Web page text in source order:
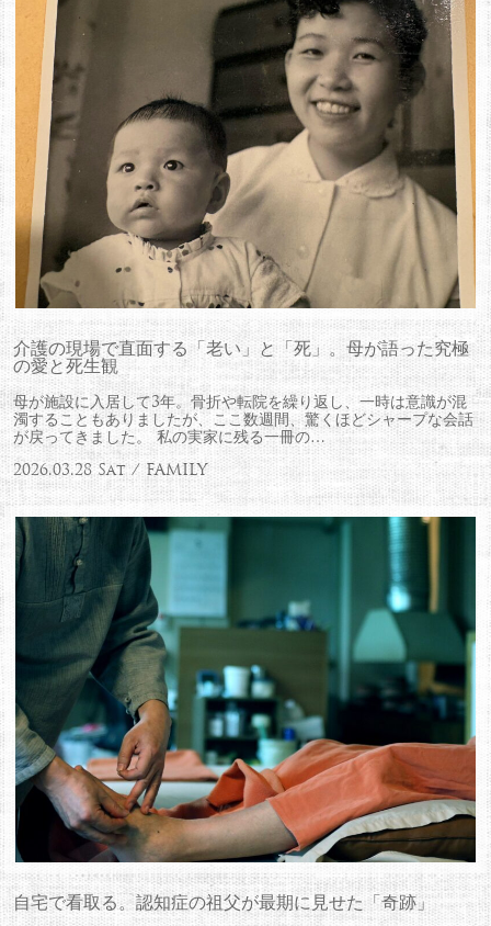
介護の現場で直面する「老い」と「死」。母が語った究極
の愛と死生観
母が施設に入居して3年。骨折や転院を繰り返し、一時は意識が混
濁することもありましたが、ここ数週間、驚くほどシャープな会話
が戻ってきました。 私の実家に残る一冊の…
2026.03.28 Sat / FAMILY
自宅で看取る。認知症の祖父が最期に見せた「奇跡」